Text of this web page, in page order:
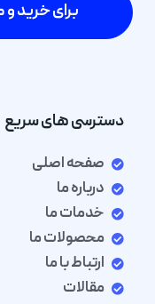
برای خرید و
دسترسی های سریع
صفحه اصلی
درباره ما
خدمات ما
محصولات ما
ارتباط با ما
مقالات